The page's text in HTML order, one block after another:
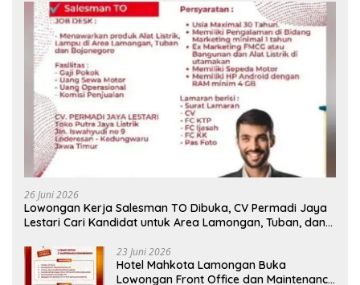
26 Juni 2026
Lowongan Kerja Salesman TO Dibuka, CV Permadi Jaya
Lestari Cari Kandidat untuk Area Lamongan, Tuban, dan
23 Juni 2026
Hotel Mahkota Lamongan Buka
Lowongan Front Office dan Maintenance